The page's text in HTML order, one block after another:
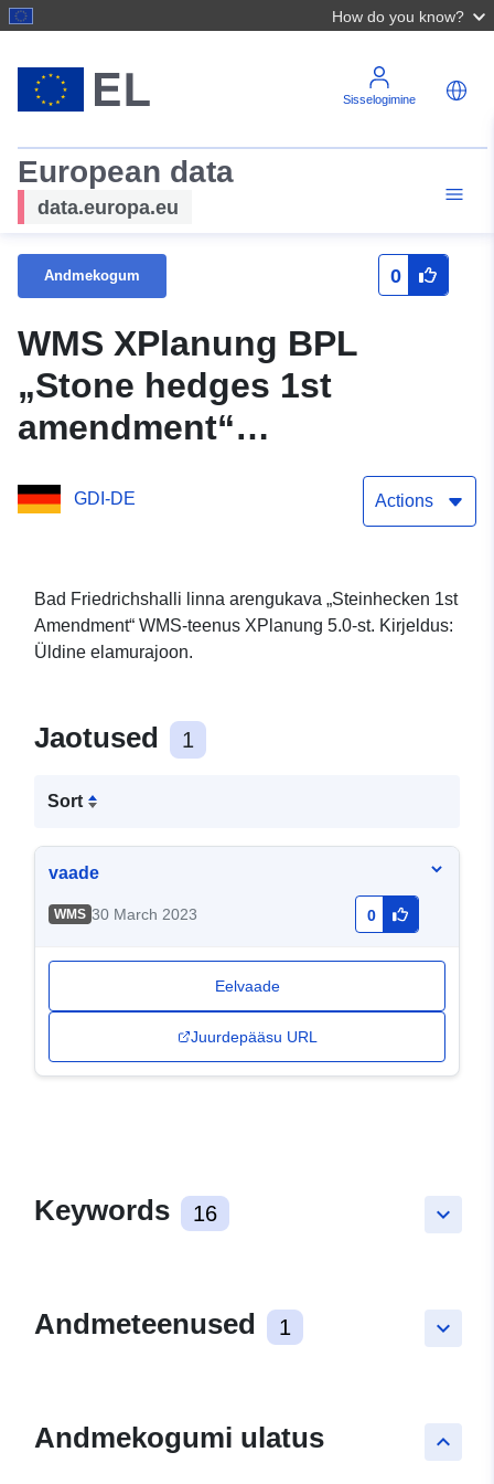
How do you know?
Sisselogimine
European data
data.europa.eu
Andmekogum 0
WMS XPlanung BPL
„Stone hedges 1st
amendment“
riskimaanduse 1.
GDI-DE Actions
Bad Friedrichshalli linna arengukava „Steinhecken 1st
Amendment“ WMS-teenus XPlanung 5.0-st. Kirjeldus:
Üldine elamurajoon.
Jaotused 1
Sort
vaade
WMS 30 March 2023 0
Eelvaade
Juurdepääsu URL
keyboard_arrow_down
Keywords 16
keyboard_arrow_down
Andmeteenused 1
keyboard_arrow_up
Andmekogumi ulatus